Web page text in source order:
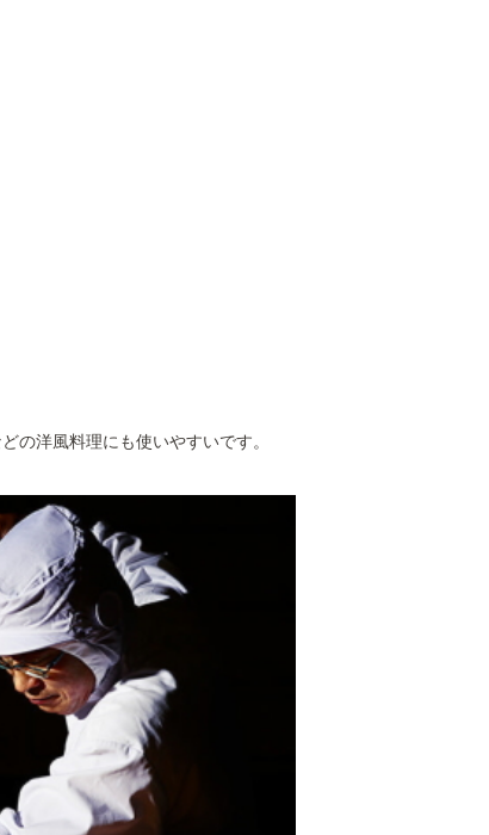
の洋風料理にも使いやすいです。